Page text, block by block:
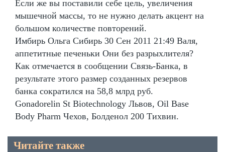
Если же вы поставили себе цель, увеличения
мышечной массы, то не нужно делать акцент на
большом количестве повторений.
Имбирь Ольга Сибирь 30 Сен 2011 21:49 Валя,
аппетитные печеньки Они без разрыхлителя?
Как отмечается в сообщении Связь-Банка, в
результате этого размер созданных резервов
банка сократился на 58,8 млрд руб.
Gonadorelin St Biotechnology Львов, Oil Base
Body Pharm Чехов, Болденол 200 Тихвин.
Читайте также